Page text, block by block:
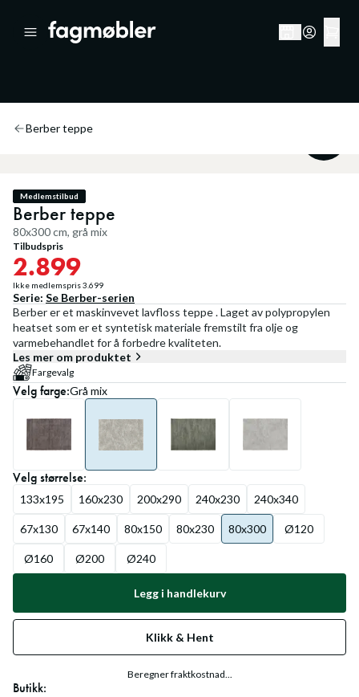
Berber teppe
Medlemstilbud
Berber teppe
80x300 cm, grå mix
Tilbudspris
2.899
Ikke medlemspris3.699
Serie: Se Berber-serien
Berber er et maskinvevet lavfloss teppe . Laget av polypropylen
heatset som er et syntetisk materiale fremstilt fra olje og
varmebehandlet for å forbedre kvaliteten.
Les mer om produktet
Fargevalg
Velgfarge:Grå mix
Velgstørrelse:
133x195 160x230 200x290 240x230 240x340
67x130 67x140 80x150 80x230 80x300 Ø120
Ø160 Ø200 Ø240
Legg i handlekurv
Klikk & Hent
Beregner fraktkostnad...
Butikk: